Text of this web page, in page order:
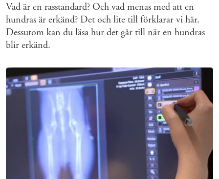
Vad är en rasstandard? Och vad menas med att en
hundras är erkänd? Det och lite till förklarar vi här.
Dessutom kan du läsa hur det går till när en hundras
blir erkänd.